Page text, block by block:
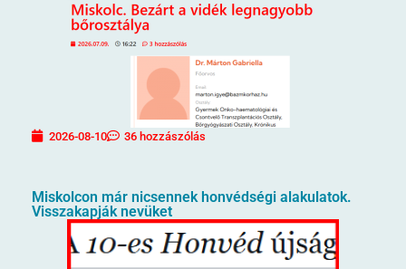
2026-08-10 36 hozzászólás
Miskolcon már nicsennek honvédségi alakulatok.
Visszakapják nevüket